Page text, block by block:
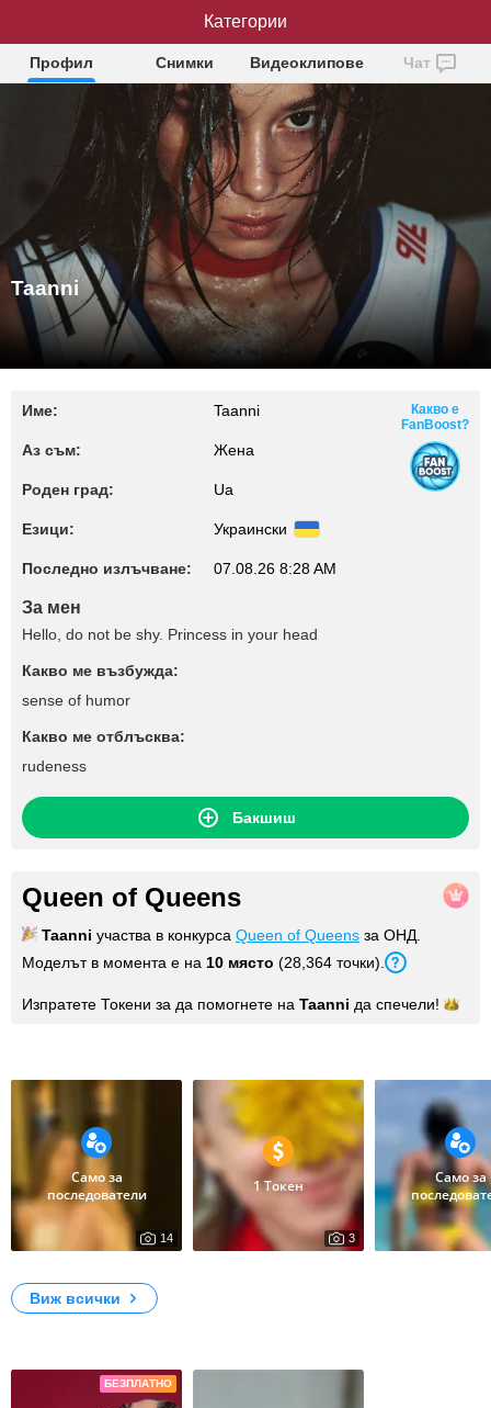
Taanni
Профил Снимки Видеоклипове Чат
Taanni
Име: Taanni
Аз съм: Жена
Роден град: Ua
Езици: Украински
Последно излъчване: 07.08.26 8:28 AM
Какво е
FanBoost?
За мен
Hello, do not be shy. Princess in your head
Какво ме възбужда:
sense of humor
Какво ме отблъсква:
rudeness
Бакшиш
Queen of Queens
Taanni участва в конкурса Queen of Queens за ОНД.
Моделът в момента е на 10 място (28,364 точки).
Изпратете Токени за да помогнете на Taanni да спечели!
Само за
последователи
14
1 Токен
3
Само за
Виж всички
БЕЗПЛАТНО
Категории